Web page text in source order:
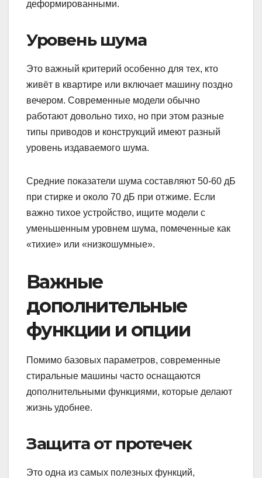
деформированными.
Уровень шума
Это важный критерий особенно для тех, кто
живёт в квартире или включает машину поздно
вечером. Современные модели обычно
работают довольно тихо, но при этом разные
типы приводов и конструкций имеют разный
уровень издаваемого шума.
Средние показатели шума составляют 50-60 дБ
при стирке и около 70 дБ при отжиме. Если
важно тихое устройство, ищите модели с
уменьшенным уровнем шума, помеченные как
«тихие» или «низкошумные».
Важные
дополнительные
функции и опции
Помимо базовых параметров, современные
стиральные машины часто оснащаются
дополнительными функциями, которые делают
жизнь удобнее.
Защита от протечек
Это одна из самых полезных функций,